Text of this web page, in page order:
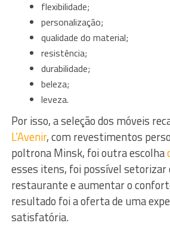
flexibilidade;
personalização;
qualidade do material;
resistência;
durabilidade;
beleza;
leveza.
Por isso, a seleção dos móveis
L’Avenir, com revestimentos
poltrona Minsk, foi outra escolha
esses itens, foi possível setorizar
restaurante e aumentar o
resultado foi a oferta de uma
satisfatória.